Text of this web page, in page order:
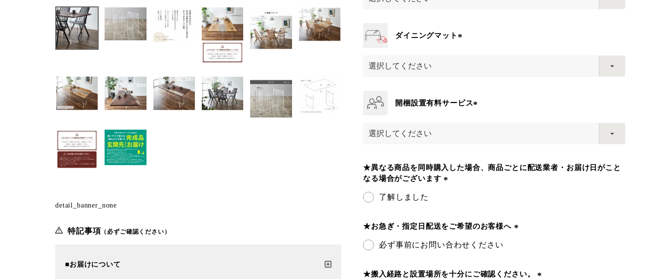
detail_banner_none
特記事項 （必ずご確認ください）
■お届けについて
ダイニングマット
開梱設置有料サービス
★異なる商品を同時購入した場合、商品ごとに配送業者・お届け日がこと
なる場合がございます
)
了解しました
★お急ぎ・指定日配送をご希望のお客様へ
)
必ず事前にお問い合わせください
★搬入経路と設置場所を十分にご確認ください。